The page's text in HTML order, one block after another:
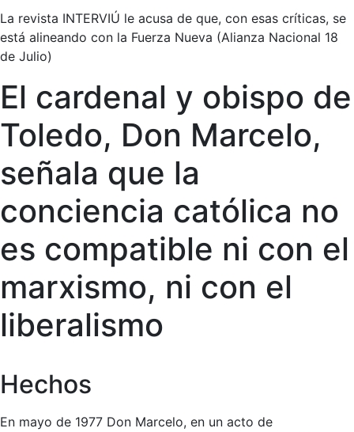
La revista INTERVIÚ le acusa de que, con esas críticas, se
está alineando con la Fuerza Nueva (Alianza Nacional 18
de Julio)
El cardenal y obispo de
Toledo, Don Marcelo,
señala que la
conciencia católica no
es compatible ni con el
marxismo, ni con el
liberalismo
Hechos
En mayo de 1977 Don Marcelo, en un acto de